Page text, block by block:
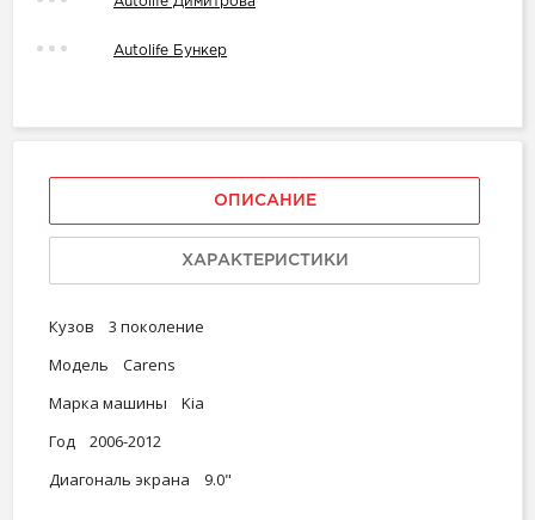
Autolife Бункер
ОПИСАНИЕ
ХАРАКТЕРИСТИКИ
Кузов 3 поколение
Модель Carens
Марка машины Kia
Год 2006-2012
Диагональ экрана 9.0"